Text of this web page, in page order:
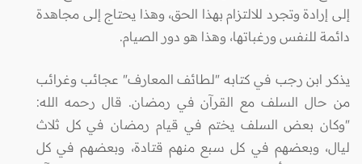
إلى إرادة وتجرد للالتزام بهذا الحق، وهذا يحتاج إلى مجاهدة
دائمة للنفس ورغباتها، وهذا هو دور الصيام.
يذكر ابن رجب في كتابه "لطائف المعارف" عجائب وغرائب
من حال السلف مع القرآن في رمضان. قال رحمه الله:
"وكان بعض السلف يختم في قيام رمضان في كل ثلاث
ليال، وبعضهم في كل سبع منهم قتادة، وبعضهم في كل